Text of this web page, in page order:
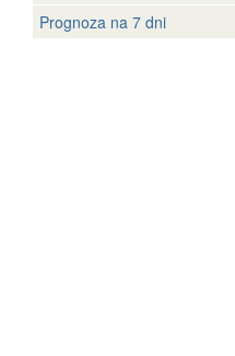
Prognoza na 7 dni